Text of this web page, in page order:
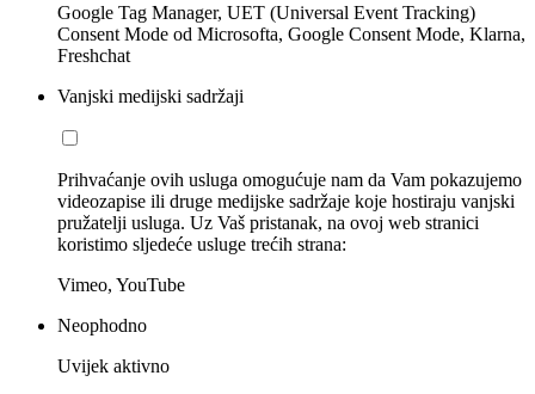
Google Tag Manager, UET (Universal Event Tracking)
Consent Mode od Microsofta, Google Consent Mode, Klarna,
Freshchat
Vanjski medijski sadržaji
Prihvaćanje ovih usluga omogućuje nam da Vam pokazujemo
videozapise ili druge medijske sadržaje koje hostiraju vanjski
pružatelji usluga. Uz Vaš pristanak, na ovoj web stranici
koristimo sljedeće usluge trećih strana:
Vimeo, YouTube
Neophodno
Uvijek aktivno